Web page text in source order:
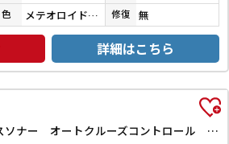
色 メテオロイドグレーメタリック 修復 無
詳細はこちら
XC 4WD クリアランスソナー オートクルーズコントロール レーンアシスト 衝突被害軽減システム オートライト LEDヘッドランプ ヘッドライトウォッシャー スマートキー アイドリングストップ